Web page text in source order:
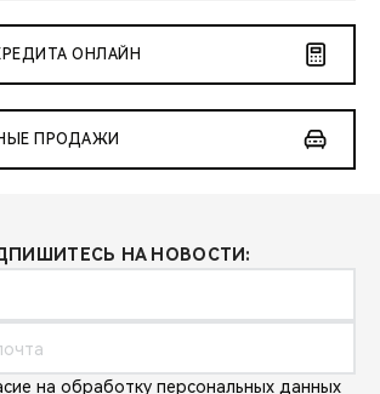
ОНЛАЙН
ПРОДАЖИ
НА НОВОСТИ:
на обработку персональных данных